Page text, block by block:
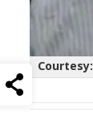
Courtesy: